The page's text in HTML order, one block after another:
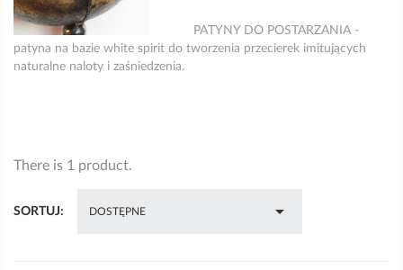
PATYNY DO POSTARZANIA -
patyna na bazie white spirit do tworzenia przecierek imitujących
naturalne naloty i zaśniedzenia.
There is 1 product.
SORTUJ: DOSTĘPNE 